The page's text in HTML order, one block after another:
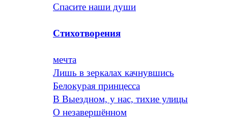
Спасите наши души
Стихотворения
мечта
Лишь в зеркалах качнувшись
Белокурая принцесса
В Выездном, у нас, тихие улицы
О незавершённом